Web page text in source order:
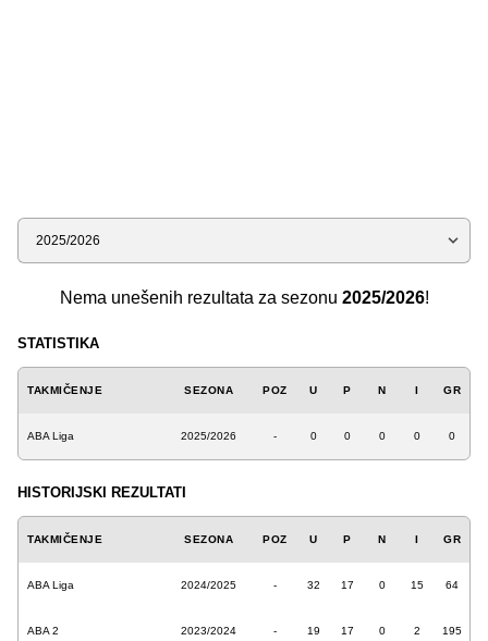
Sezona
Nema unešenih rezultata za sezonu 2025/2026!
STATISTIKA
TAKMIČENJE SEZONA POZ U P N I GR
ABA Liga 2025/2026 - 0 0 0 0 0
HISTORIJSKI REZULTATI
TAKMIČENJE SEZONA POZ U P N I GR
ABA Liga 2024/2025 - 32 17 0 15 64
ABA 2 2023/2024 - 19 17 0 2 195